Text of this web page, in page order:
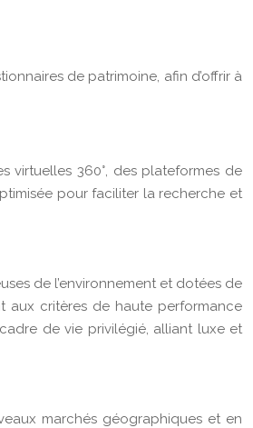
de patrimoine, afin d’offrir à
virtuelles 360°, des plateformes de
pour faciliter la recherche et
de l’environnement et dotées de
aux critères de haute performance
de vie privilégié, alliant luxe et
marchés géographiques et en